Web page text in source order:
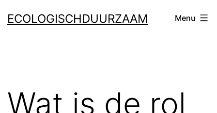
naar
ECOLOGISCHDUURZAAM Menu
Wat is de rol